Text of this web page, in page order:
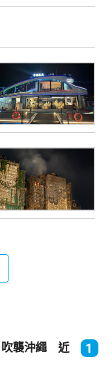
吹襲沖繩 近
1